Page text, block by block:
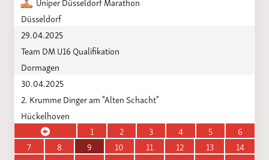
Düsseldorf
29.04.2025
Team DM U16 Qualifikation
Dormagen
30.04.2025
2. Krumme Dinger am "Alten Schacht"
Hückelhoven
1
2 3 4 5
6
7
8 9 10 11 12 13
14